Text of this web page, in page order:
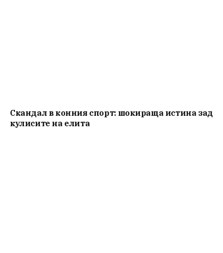
Скандал в конния спорт: шокираща истина зад
кулисите на елита